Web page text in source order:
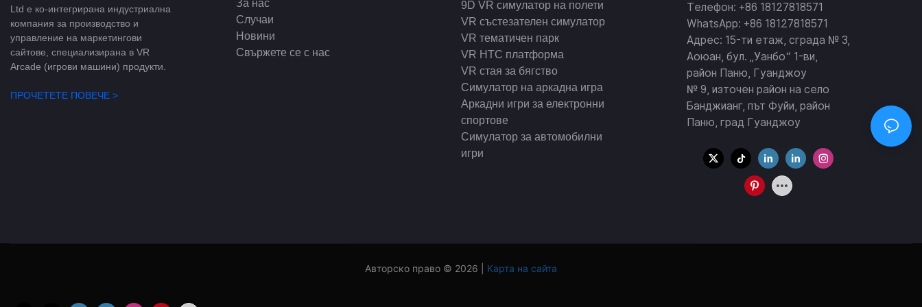
Ltd е ко-интегрирана индустриална
компания за производство и
управление на маркетингови
сайтове, специализирана в VR
Arcade (игрови машини) продукти.
ПРОЧЕТЕТЕ ПОВЕЧЕ >
За нас
Случаи
Новини
Свържете се с нас
9D VR симулатор на полети
VR състезателен симулатор
VR тематичен парк
VR HTC платформа
VR стая за бягство
Симулатор на аркадна игра
Аркадни игри за електронни
спортове
Симулатор за автомобилни
игри
Телефон: +86 18127818571
WhatsApp: +86 18127818571
Адрес: 15-ти етаж, сграда № 3,
Аоюан, бул. „Уанбо“ 1-ви,
район Паню, Гуанджоу
№ 9, източен район на село
Банджианг, път Фуйи, район
Паню, град Гуанджоу
Авторско право © 2026 | Карта на сайта